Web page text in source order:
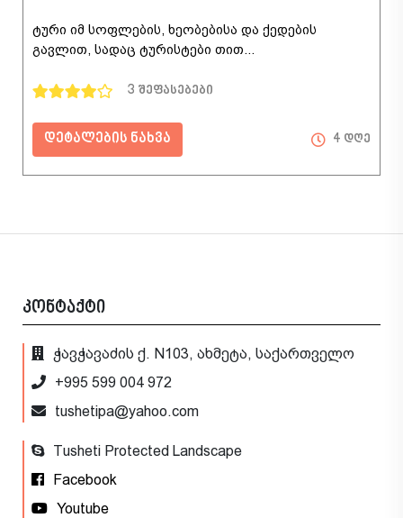
ტური იმ სოფლების, ხეობებისა და ქედების
გავლით, სადაც ტურისტები თით...
3 შეფასებები
დეტალების ნახვა 4 დღე
კონტაქტი
ჭავჭავაძის ქ. N103, ახმეტა, საქართველო
+995 599 004 972
tushetipa@yahoo.com
Tusheti Protected Landscape
Facebook
Youtube